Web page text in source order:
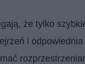
że tylko
i